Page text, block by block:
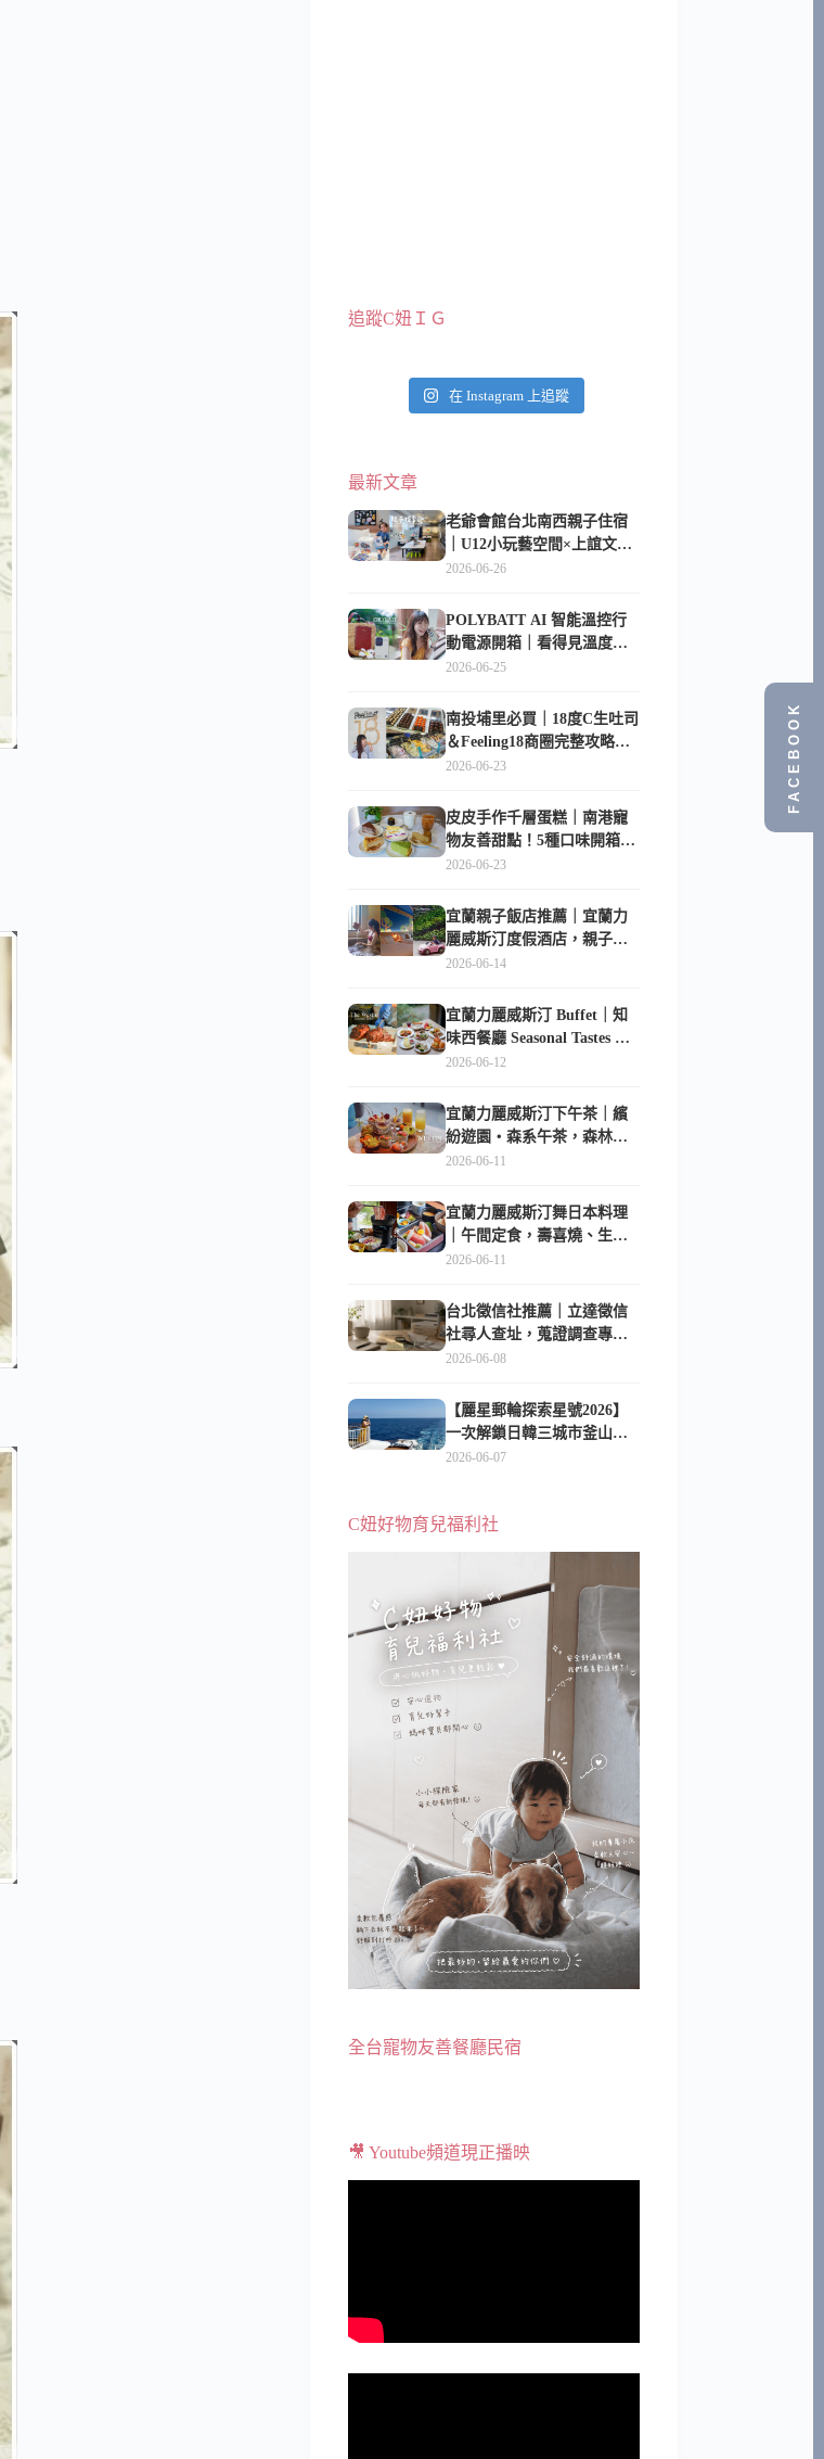
追蹤C妞ＩＧ
在 Instagram 上追蹤
最新文章
老爺會館台北南西親子住宿
｜U12小玩藝空間×上誼文
化，暑假帶孩子這樣玩
2026-06-26
POLYBATT AI 智能溫控行
動電源開箱｜看得見溫度與
電量，外出更安心的
2026-06-25
南投埔里必買｜18度C生吐司
＆Feeling18商圈完整攻略，
在地人帶路這樣逛
2026-06-23
皮皮手作千層蛋糕｜南港寵
物友善甜點！5種口味開箱，
比Lady M便宜一半的台北隱
2026-06-23
宜蘭親子飯店推薦｜宜蘭力
麗威斯汀度假酒店，親子
房、Buffet、泳池、兒童俱樂
2026-06-14
宜蘭力麗威斯汀 Buffet｜知
味西餐廳 Seasonal Tastes 晚
餐早餐吃什麼？
2026-06-12
宜蘭力麗威斯汀下午茶｜繽
紛遊園・森系午茶，森林系
甜點超好拍
2026-06-11
宜蘭力麗威斯汀舞日本料理
｜午間定食，壽喜燒、生魚
片與日式包廂空間
2026-06-11
台北徵信社推薦｜立達徵信
社尋人查址，蒐證調查專家
陪你找回失聯的家人
2026-06-08
【麗星郵輪探索星號2026】
一次解鎖日韓三城市釜山、
長崎、那霸｜餐點升級、表
2026-06-07
C妞好物育兒福利社
全台寵物友善餐廳民宿
🎥 Youtube頻道現正播映
FACEBOOK